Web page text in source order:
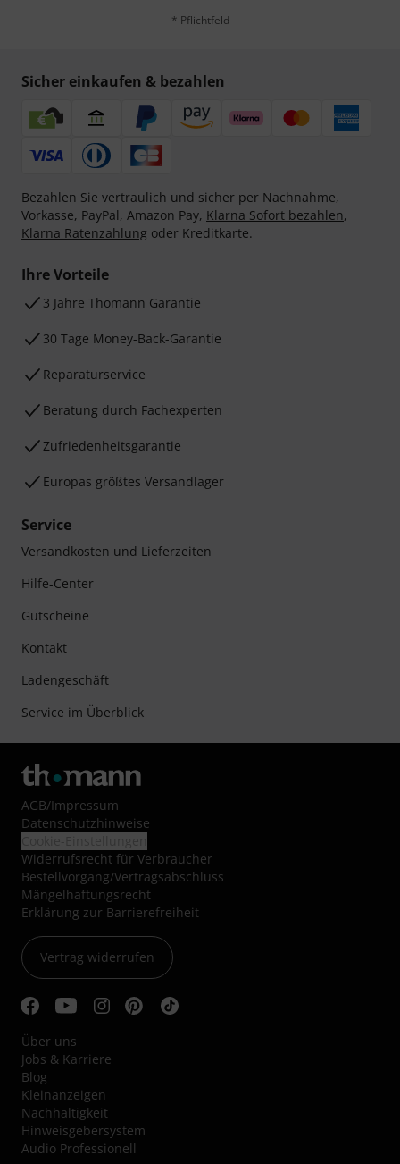
* Pflichtfeld
Sicher einkaufen & bezahlen
Bezahlen Sie vertraulich und sicher per Nachnahme,
Vorkasse, PayPal, Amazon Pay, Klarna Sofort bezahlen,
Klarna Ratenzahlung oder Kreditkarte.
Ihre Vorteile
3 Jahre Thomann Garantie
30 Tage Money-Back-Garantie
Reparaturservice
Beratung durch Fachexperten
Zufriedenheitsgarantie
Europas größtes Versandlager
Service
Versandkosten und Lieferzeiten
Hilfe-Center
Gutscheine
Kontakt
Ladengeschäft
Service im Überblick
AGB/Impressum
Datenschutzhinweise
Widerrufsrecht für Verbraucher
Bestellvorgang/Vertragsabschluss
Mängelhaftungsrecht
Erklärung zur Barrierefreiheit
Vertrag widerrufen
Über uns
Jobs & Karriere
Blog
Kleinanzeigen
Nachhaltigkeit
Hinweisgebersystem
Audio Professionell